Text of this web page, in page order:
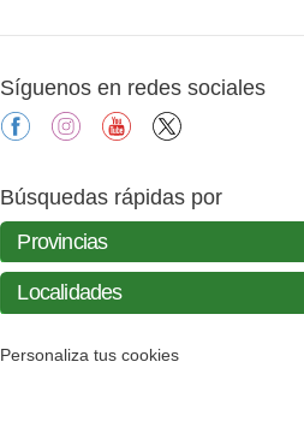
Síguenos en redes sociales
facebookinstagramyoutube
Búsquedas rápidas por
Personaliza tus cookies